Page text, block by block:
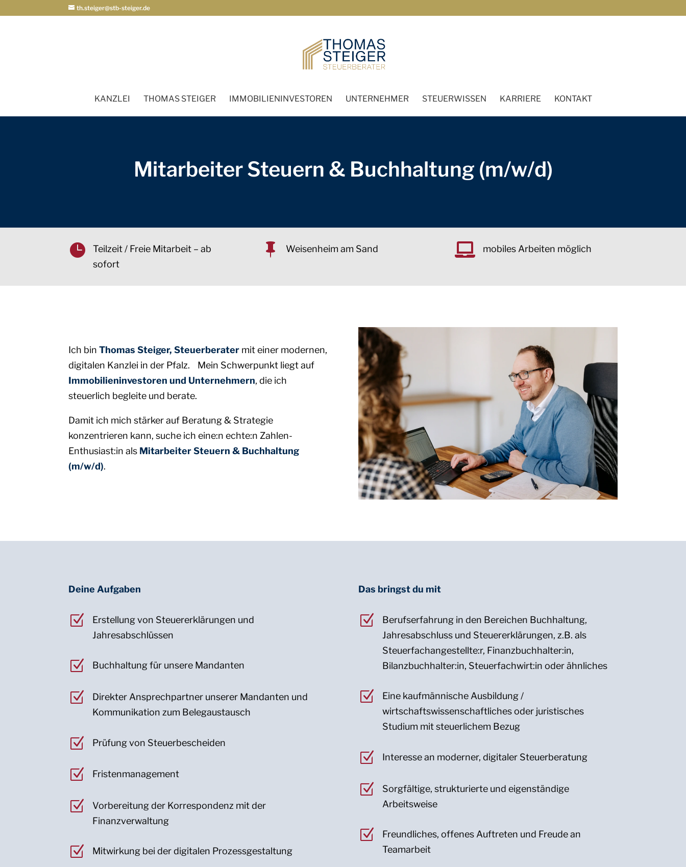
th.steiger@stb-steiger.de
KANZLEI THOMAS STEIGER IMMOBILIENINVESTOREN UNTERNEHMER STEUERWISSEN KARRIERE KONTAKT
Mitarbeiter Steuern & Buchhaltung (m/w/d)

Teilzeit / Freie Mitarbeit – ab
sofort
 Weisenheim am Sand  mobiles Arbeiten möglich
Ich binThomas Steiger, Steuerberater mit einer modernen,
digitalen Kanzlei in der Pfalz. Mein Schwerpunkt liegt auf
Immobilieninvestoren und Unternehmern, die ich
steuerlich begleite und berate.
Damit ich mich stärker auf Beratung & Strategie
konzentrieren kann, suche ich eine:n echte:n Zahlen-
Enthusiast:in als Mitarbeiter Steuern & Buchhaltung
(m/w/d).
Deine Aufgaben
Z
Erstellung von Steuererklärungen und
Jahresabschlüssen
Z Buchhaltung für unsere Mandanten
Z
Direkter Ansprechpartner unserer Mandanten und
Kommunikation zum Belegaustausch
Z Prüfung von Steuerbescheiden
Z Fristenmanagement
Z
Vorbereitung der Korrespondenz mit der
Finanzverwaltung
Z Mitwirkung bei der digitalen Prozessgestaltung
Das bringst du mit
Z
Berufserfahrung in den Bereichen Buchhaltung,
Jahresabschluss und Steuererklärungen, z.B. als
Steuerfachangestellte:r, Finanzbuchhalter:in,
Bilanzbuchhalter:in, Steuerfachwirt:in oder ähnliches
Z
Eine kaufmännische Ausbildung /
wirtschaftswissenschaftliches oder juristisches
Studium mit steuerlichem Bezug
Z Interesse an moderner, digitaler Steuerberatung
Z
Sorgfältige, strukturierte und eigenständige
Arbeitsweise
Z
Freundliches, offenes Auftreten und Freude an
Teamarbeit